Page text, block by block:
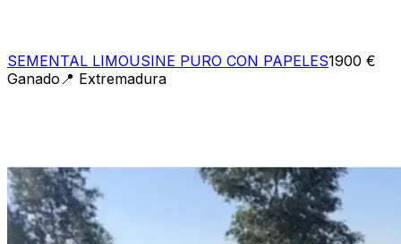
SEMENTAL LIMOUSINE PURO CON PAPELES1900 €
Ganado 📍 Extremadura